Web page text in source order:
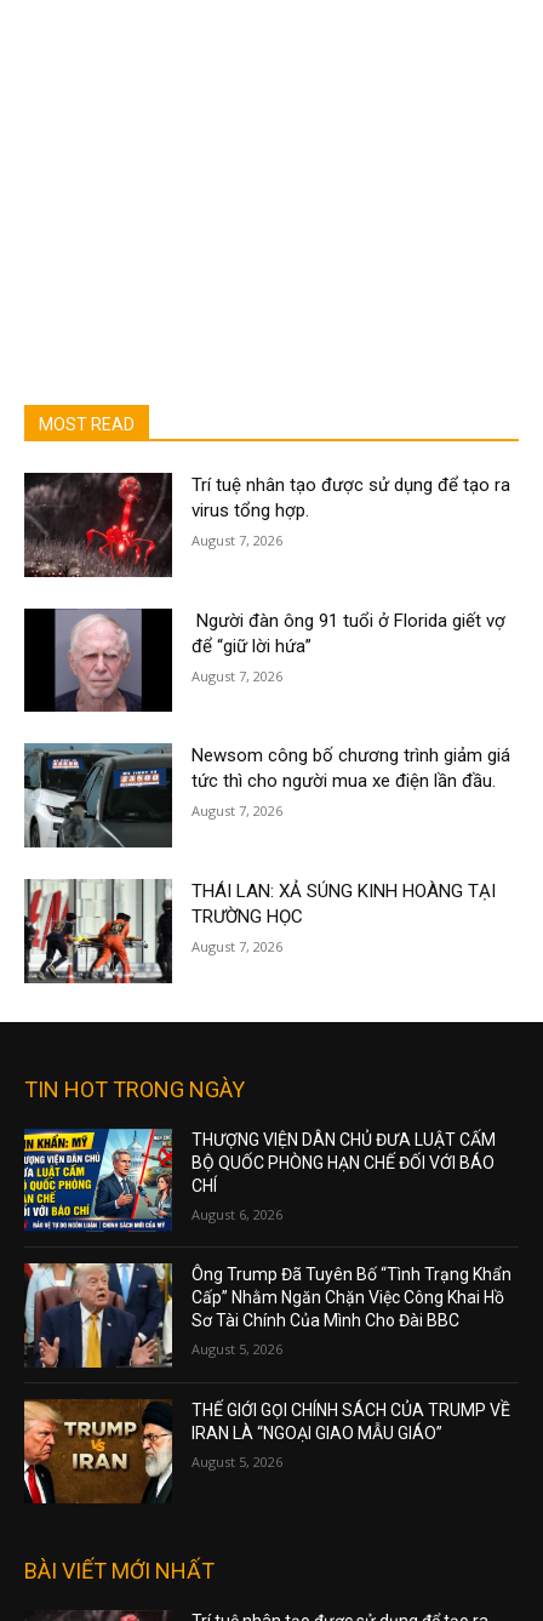
MOST READ
Trí tuệ nhân tạo được sử dụng để tạo ra
virus tổng hợp.
August 7, 2026
Người đàn ông 91 tuổi ở Florida giết vợ
để “giữ lời hứa”
August 7, 2026
Newsom công bố chương trình giảm giá
tức thì cho người mua xe điện lần đầu.
August 7, 2026
THÁI LAN: XẢ SÚNG KINH HOÀNG TẠI
TRƯỜNG HỌC
August 7, 2026
TIN HOT TRONG NGÀY
THƯỢNG VIỆN DÂN CHỦ ĐƯA LUẬT CẤM
BỘ QUỐC PHÒNG HẠN CHẾ ĐỐI VỚI BÁO
CHÍ
August 6, 2026
Ông Trump Đã Tuyên Bố “Tình Trạng Khẩn
Cấp” Nhằm Ngăn Chặn Việc Công Khai Hồ
Sơ Tài Chính Của Mình Cho Đài BBC
August 5, 2026
THẾ GIỚI GỌI CHÍNH SÁCH CỦA TRUMP VỀ
IRAN LÀ “NGOẠI GIAO MẪU GIÁO”
August 5, 2026
BÀI VIẾT MỚI NHẤT